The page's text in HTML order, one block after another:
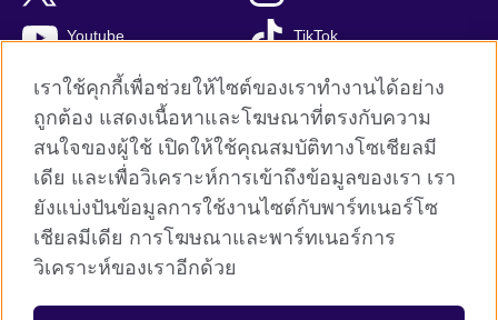
Youtube TikTok
British Council global
Privacy and terms
Terms and conditions of sale
คุกกี้
Sitemap
เราใช้คุกกี้เพื่อช่วยให้ไซต์ของเราทำงานได้อย่าง
ถูกต้อง แสดงเนื้อหาและโฆษณาที่ตรงกับความ
สนใจของผู้ใช้ เปิดให้ใช้คุณสมบัติทางโซเชียลมี
เดีย และเพื่อวิเคราะห์การเข้าถึงข้อมูลของเรา เรา
ยังแบ่งปันข้อมูลการใช้งานไซต์กับพาร์ทเนอร์โซ
เชียลมีเดีย การโฆษณาและพาร์ทเนอร์การ
วิเคราะห์ของเราอีกด้วย